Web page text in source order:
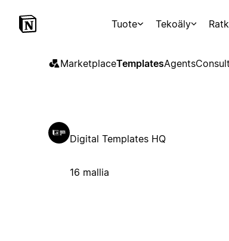
Tuote Tekoäly
MarketplaceTemplatesAgents
Digital Templates HQ
16 mallia